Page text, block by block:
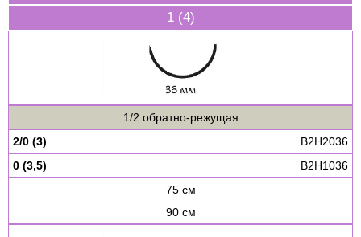
1 (4)
1/2 обратно-режущая
2/0 (3)
B2H2036
0 (3,5)
B2H1036
75 см
90 см